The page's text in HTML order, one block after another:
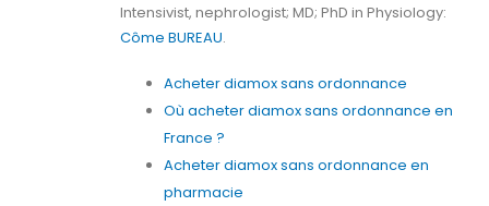
Intensivist, nephrologist; MD; PhD in Physiology:
Côme BUREAU.
Acheter diamox sans ordonnance
Où acheter diamox sans ordonnance en
France ?
Acheter diamox sans ordonnance en
pharmacie